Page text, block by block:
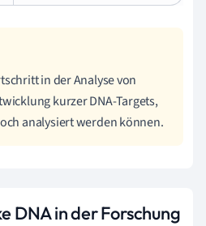
in der Analyse von
kurzer DNA-Targets,
analysiert werden können.
DNA in der Forschung